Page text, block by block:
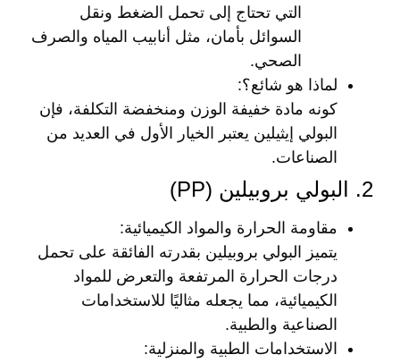
التي تحتاج إلى تحمل الضغط ونقل
السوائل بأمان، مثل أنابيب المياه والصرف
الصحي.
لماذا هو شائع؟:
كونه مادة خفيفة الوزن ومنخفضة التكلفة، فإن
البولي إيثيلين يعتبر الخيار الأول في العديد من
الصناعات.
2. البولي بروبيلين (PP)
مقاومة الحرارة والمواد الكيميائية:
يتميز البولي بروبيلين بقدرته الفائقة على تحمل
درجات الحرارة المرتفعة والتعرض للمواد
الكيميائية، مما يجعله مثاليًا للاستخدامات
الصناعية والطبية.
الاستخدامات الطبية والمنزلية: